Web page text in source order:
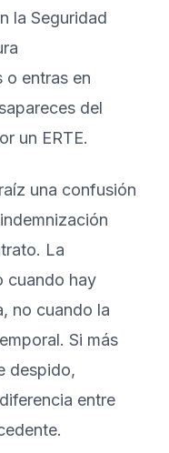
la Seguridad
o entras en
del
un ERTE.
una confusión
La
cuando hay
no cuando la
Si más
despido,
entre
.